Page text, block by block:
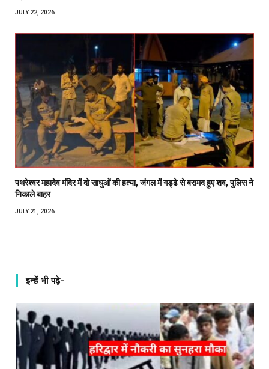
JULY 22, 2026
पथरेश्वर महादेव मंदिर में दो साधुओं की हत्या, जंगल में गड्ढे से बरामद हुए शव, पुलिस ने
निकाले बाहर
JULY 21, 2026
इन्हें भी पढ़े-